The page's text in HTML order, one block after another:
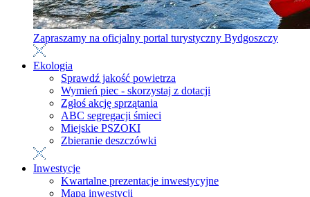
Zapraszamy na oficjalny portal turystyczny Bydgoszczy
Ekologia
Sprawdź jakość powietrza
Wymień piec - skorzystaj z dotacji
Zgłoś akcję sprzątania
ABC segregacji śmieci
Miejskie PSZOKI
Zbieranie deszczówki
Inwestycje
Kwartalne prezentacje inwestycyjne
Mapa inwestycji